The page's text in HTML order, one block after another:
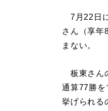
7月22日
さん（享年
まない。
板東さん
通算77勝を
挙げられる